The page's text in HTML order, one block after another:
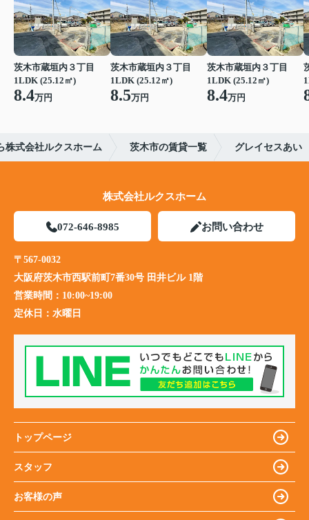
茨木市蔵垣内３丁目
1LDK (25.12㎡)
8.4万円
茨木市蔵垣内３丁目
1LDK (25.12㎡)
8.5万円
茨木市蔵垣内３丁目
1LDK (25.12㎡)
8.4万円
株式会社ルクスホーム 茨木市の賃貸一覧 グレイセスあい
株式会社ルクスホーム
072-646-8985 お問い合わせ
〒567-0032
大阪府茨木市西駅前町7番30号 田井ビル 1階
営業時間： 10:00~19:00
定休日： 水曜日
トップページ
スタッフ
お客様の声